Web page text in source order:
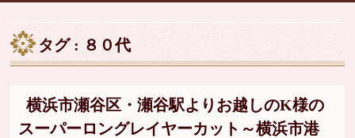
▼
タグ : ８０代
横浜市瀬谷区・瀬谷駅よりお越しのK様の
スーパーロングレイヤーカット～横浜市港